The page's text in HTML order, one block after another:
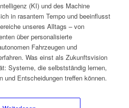
(KI) und des Machine
in rasantem Tempo und beeinflusst
unseres Alltags – von
über personalisierte
Fahrzeugen und
Was einst als Zukunftsvision
Systeme, die selbstständig lernen,
und Entscheidungen treffen können.